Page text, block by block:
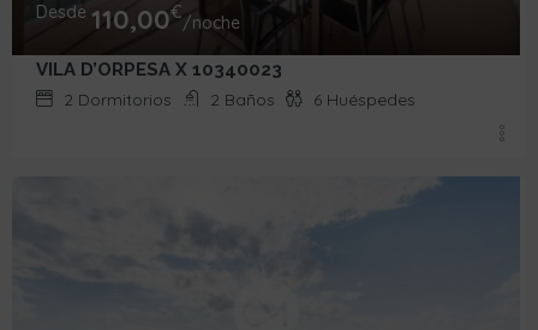
Desde 110,00€/noche
VILA D’ORPESA X 10340023
2 Dormitorios 2 Baños 6 Huéspedes